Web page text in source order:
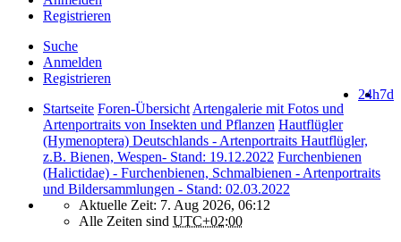
Registrieren
Suche
Anmelden
Registrieren
7d
24h
Startseite Foren-Übersicht Artengalerie mit Fotos und
Artenportraits von Insekten und Pflanzen Hautflügler
(Hymenoptera) Deutschlands - Artenportraits Hautflügler,
z.B. Bienen, Wespen- Stand: 19.12.2022 Furchenbienen
(Halictidae) - Furchenbienen, Schmalbienen - Artenportraits
und Bildersammlungen - Stand: 02.03.2022
Aktuelle Zeit: 7. Aug 2026, 06:12
Alle Zeiten sind UTC+02:00